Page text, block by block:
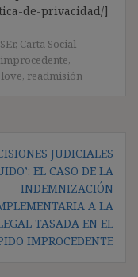
de-privacidad/]
, Carta Social
,
, readmisión
JUDICIALES
EL CASO DE LA
INDEMNIZACIÓN
A LA
TASADA EN EL
IMPROCEDENTE